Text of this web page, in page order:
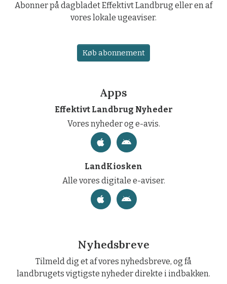
Abonner på dagbladet Effektivt Landbrug eller en af
vores lokale ugeaviser.
Køb abonnement
Apps
Effektivt Landbrug Nyheder
Vores nyheder og e-avis.
LandKiosken
Alle vores digitale e-aviser.
Nyhedsbreve
Tilmeld dig et af vores nyhedsbreve, og få
landbrugets vigtigste nyheder direkte i indbakken.